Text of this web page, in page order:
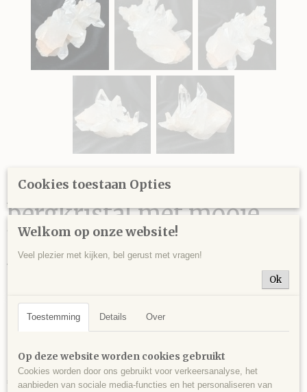
Decoratief stuk
bergkristal met mooie
heldere kristallen, mooie
vormen met ook een
ingegroeide dubbeleinder,
Minas Gerais, Brazili? -
571 gram - 13,5 x 9 x 7 cm.
€ 65,00
Cookies toestaan Opties
Welkom op onze website!
Veel plezier met kijken, bel gerust met vragen!
Ok
Toestemming Details Over
Op deze website worden cookies gebruikt
Cookies worden door ons gebruikt voor verkeersanalyse, het
aanbieden van sociale media-functies en het personaliseren van